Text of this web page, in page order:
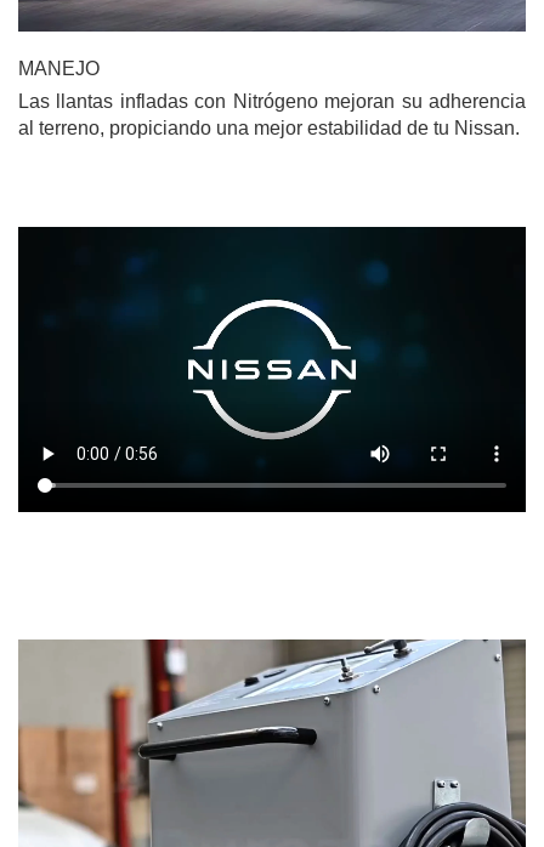
MANEJO
Las llantas infladas con Nitrógeno mejoran su adherencia
al terreno, propiciando una mejor estabilidad de tu Nissan.